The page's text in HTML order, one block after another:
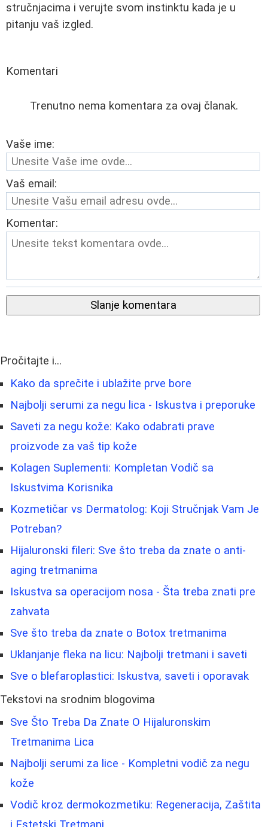
stručnjacima i verujte svom instinktu kada je u
pitanju vaš izgled.
Komentari
Trenutno nema komentara za ovaj članak.
Vaše ime:
Vaš email:
Komentar:
Slanje komentara
Pročitajte i...
Kako da sprečite i ublažite prve bore
Najbolji serumi za negu lica - Iskustva i preporuke
Saveti za negu kože: Kako odabrati prave
proizvode za vaš tip kože
Kolagen Suplementi: Kompletan Vodič sa
Iskustvima Korisnika
Kozmetičar vs Dermatolog: Koji Stručnjak Vam Je
Potreban?
Hijaluronski fileri: Sve što treba da znate o anti-
aging tretmanima
Iskustva sa operacijom nosa - Šta treba znati pre
zahvata
Sve što treba da znate o Botox tretmanima
Uklanjanje fleka na licu: Najbolji tretmani i saveti
Sve o blefaroplastici: Iskustva, saveti i oporavak
Tekstovi na srodnim blogovima
Sve Što Treba Da Znate O Hijaluronskim
Tretmanima Lica
Najbolji serumi za lice - Kompletni vodič za negu
kože
Vodič kroz dermokozmetiku: Regeneracija, Zaštita